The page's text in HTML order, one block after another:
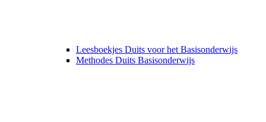
Leesboekjes Duits voor het Basisonderwijs
Methodes Duits Basisonderwijs